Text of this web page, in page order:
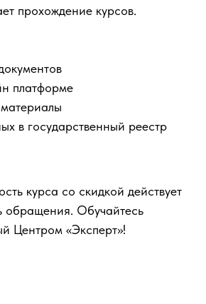
прохождение курсов.
платформе
в государственный реестр
курса со скидкой действует
обращения. Обучайтесь
Центром «Эксперт»!